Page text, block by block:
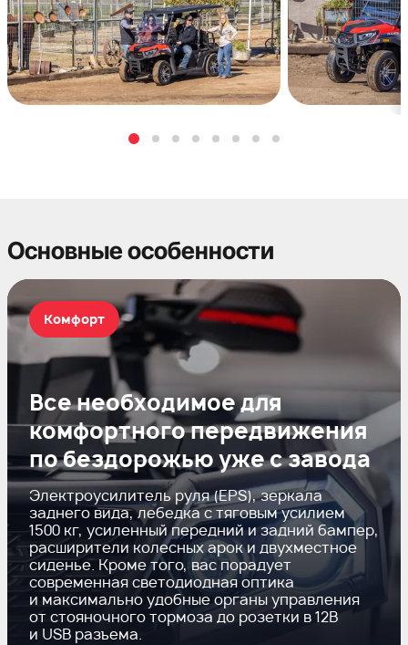
Основные особенности
Все необходимое для
комфортного передвижения
по бездорожью уже с завода
Электроусилитель руля (EPS), зеркала
заднего вида, лебедка с тяговым усилием
1500 кг, усиленный передний и задний бампер,
расширители колесных арок и двухместное
сиденье. Кроме того, вас порадует
современная светодиодная оптика
и максимально удобные органы управления
от стояночного тормоза до розетки в 12В
и USB разъема.
Комфорт